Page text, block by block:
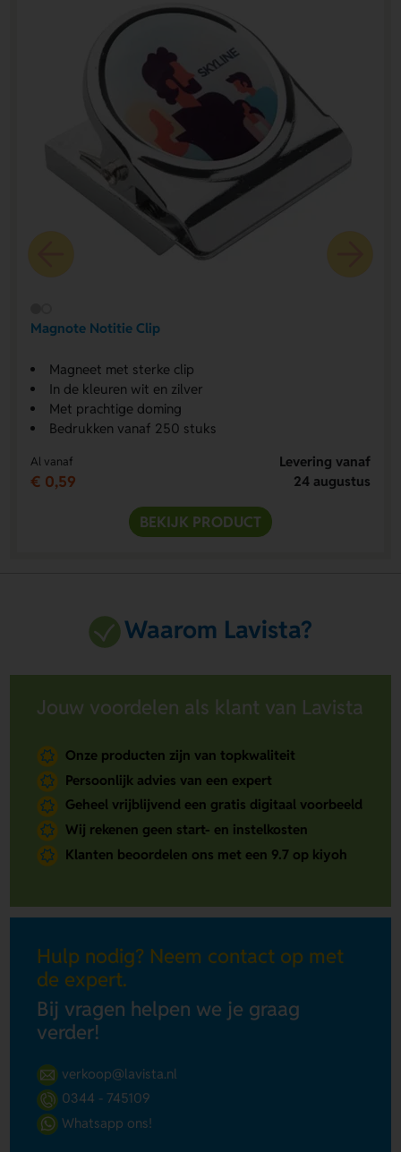
Magnote Notitie Clip
Magneet met sterke clip
In de kleuren wit en zilver
Met prachtige doming
Bedrukken vanaf 250 stuks
Al vanaf
€ 0,59
Levering vanaf
24 augustus
BEKIJK PRODUCT
Waarom Lavista?
Jouw voordelen als klant van Lavista
Onze producten zijn van topkwaliteit
Persoonlijk advies van een expert
Geheel vrijblijvend een gratis digitaal voorbeeld
Wij rekenen geen start- en instelkosten
Klanten beoordelen ons met een 9.7 op kiyoh
Hulp nodig? Neem contact op met
de expert.
Bij vragen helpen we je graag
verder!
verkoop@lavista.nl
0344 - 745109
Whatsapp ons!